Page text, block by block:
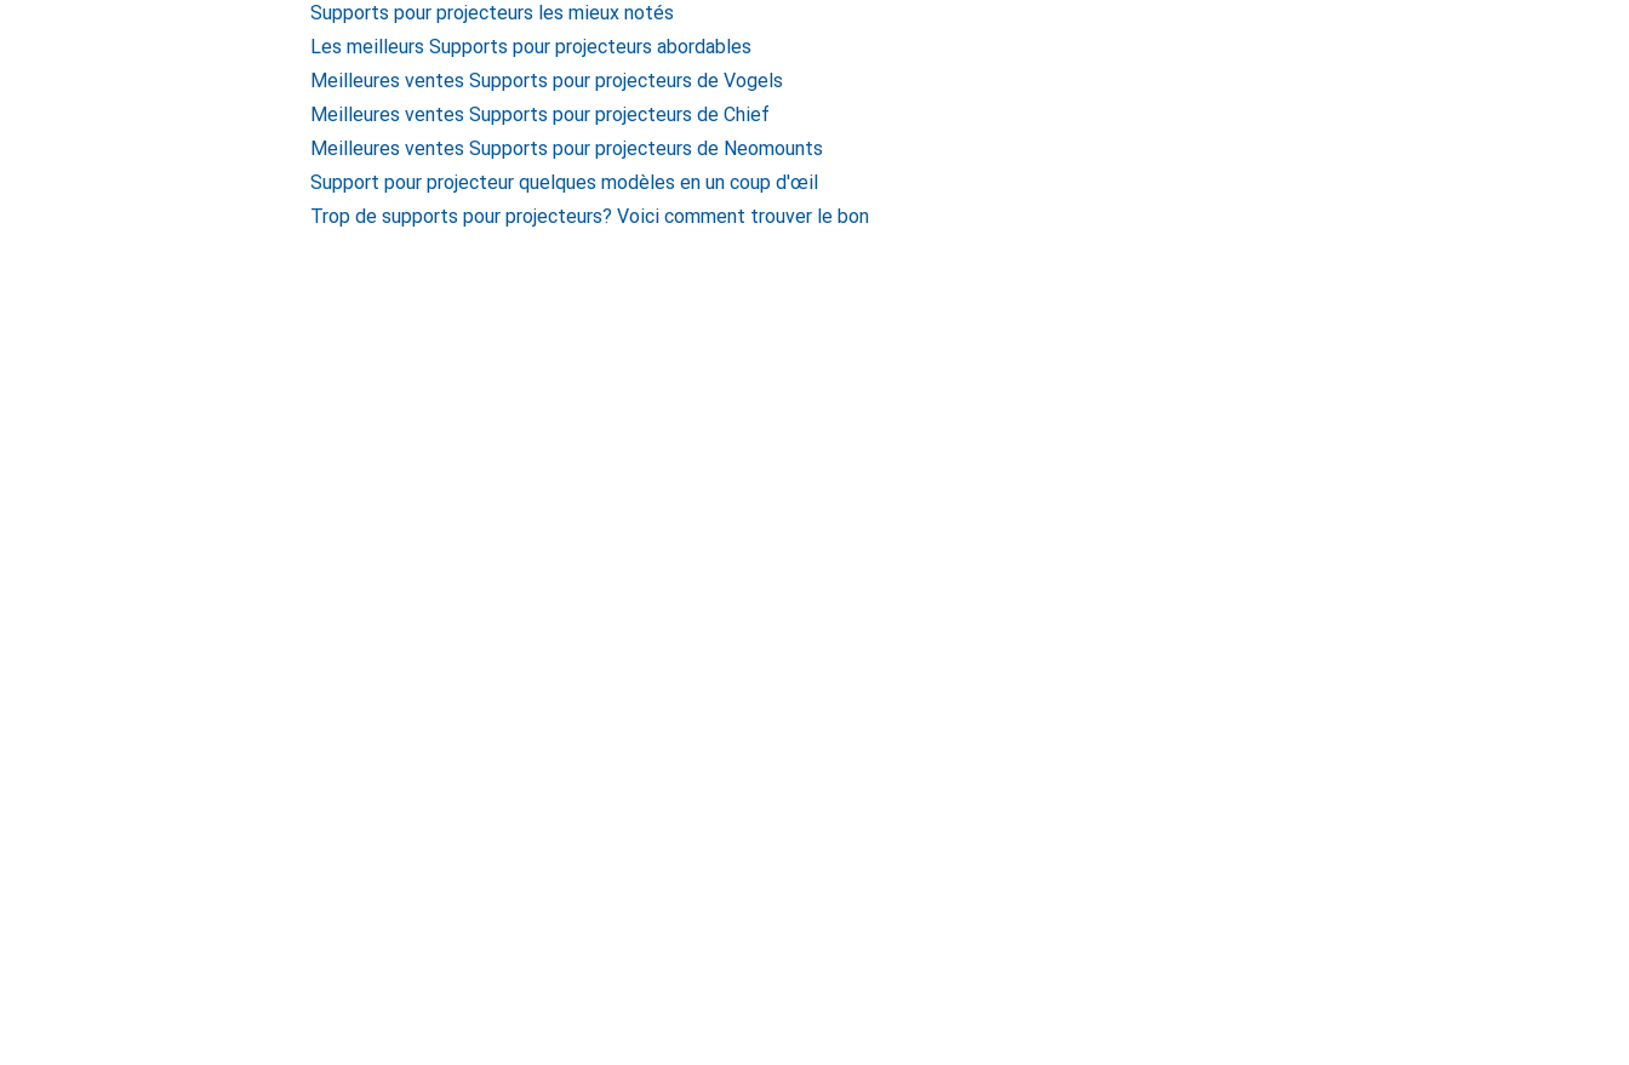
Supports pour projecteurs les mieux notés
Les meilleurs Supports pour projecteurs abordables
Meilleures ventes Supports pour projecteurs de Vogels
Meilleures ventes Supports pour projecteurs de Chief
Meilleures ventes Supports pour projecteurs de Neomounts
Support pour projecteur quelques modèles en un coup d'œil
Trop de supports pour projecteurs? Voici comment trouver le bon